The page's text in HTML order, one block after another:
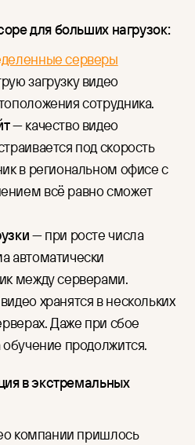
для больших нагрузок:
серверы
загрузку видео
сотрудника.
— качество видео
под скорость
в региональном офисе с
всё равно сможет
— при росте числа
автоматически
между серверами.
хранятся в нескольких
Даже при сбое
продолжится.
в экстремальных
компании пришлось